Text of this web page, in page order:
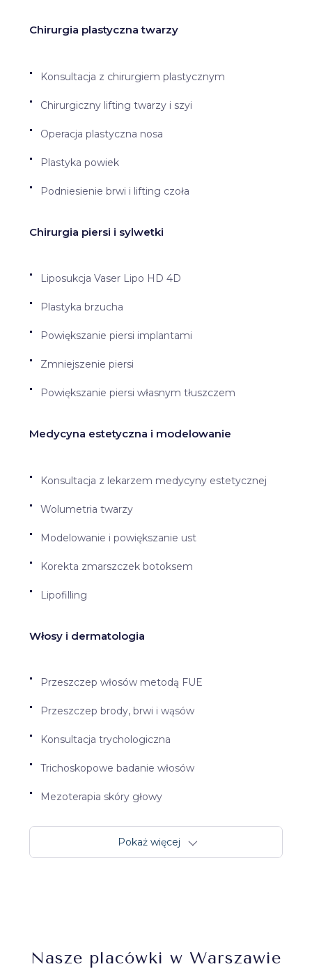
Najbezpieczniej wybrać metodę
zaproponuje postępowanie
Chirurgia plastyczna twarzy
Konsultacja z chirurgiem plastycznym
Chirurgiczny lifting twarzy i szyi
Operacja plastyczna nosa
Plastyka powiek
Podniesienie brwi i lifting czoła
Chirurgia piersi i sylwetki
Liposukcja Vaser Lipo HD 4D
Plastyka brzucha
Powiększanie piersi implantami
Zmniejszenie piersi
Powiększanie piersi własnym tłuszczem
Medycyna estetyczna i modelowanie
Konsultacja z lekarzem medycyny estetycznej
Wolumetria twarzy
Modelowanie i powiększanie ust
Korekta zmarszczek botoksem
Lipofilling
Włosy i dermatologia
Przeszczep włosów metodą FUE
Przeszczep brody, brwi i wąsów
Konsultacja trychologiczna
Trichoskopowe badanie włosów
Mezoterapia skóry głowy
Pokaż więcej
Nasze placówki w Warszawie